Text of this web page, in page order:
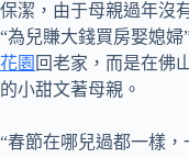
保潔，由于母親過年沒
“為兒賺大錢買房娶媳
花園 回老家，而是在佛
的小甜文著母親。
“春節在哪兒過都一樣